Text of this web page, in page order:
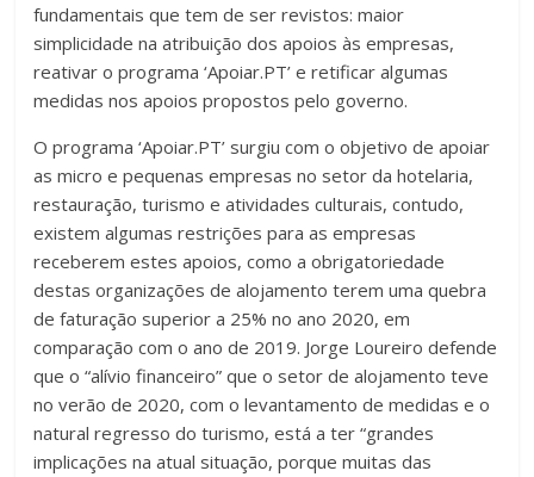
fundamentais que tem de ser revistos: maior
simplicidade na atribuição dos apoios às empresas,
reativar o programa ‘Apoiar.PT’ e retificar algumas
medidas nos apoios propostos pelo governo.
O programa ‘Apoiar.PT’ surgiu com o objetivo de apoiar
as micro e pequenas empresas no setor da hotelaria,
restauração, turismo e atividades culturais, contudo,
existem algumas restrições para as empresas
receberem estes apoios, como a obrigatoriedade
destas organizações de alojamento terem uma quebra
de faturação superior a 25% no ano 2020, em
comparação com o ano de 2019. Jorge Loureiro defende
que o “alívio financeiro” que o setor de alojamento teve
no verão de 2020, com o levantamento de medidas e o
natural regresso do turismo, está a ter “grandes
implicações na atual situação, porque muitas das